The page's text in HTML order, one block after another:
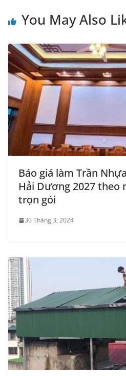
You May Also
Báo giá làm Trần
Hải Dương 2027 theo
trọn gói
30 Tháng 3, 2024